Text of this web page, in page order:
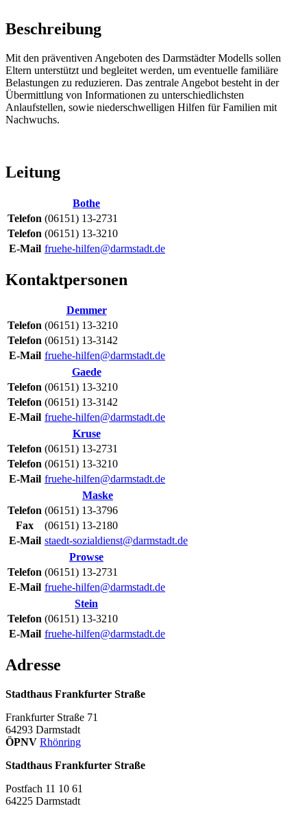
Beschreibung
Mit den präventiven Angeboten des Darmstädter Modells sollen
Eltern unterstützt und begleitet werden, um eventuelle familiäre
Belastungen zu reduzieren. Das zentrale Angebot besteht in der
Übermittlung von Informationen zu unterschiedlichsten
Anlaufstellen, sowie niederschwelligen Hilfen für Familien mit
Nachwuchs.
Leitung
Bothe
Telefon (06151) 13-2731
Telefon (06151) 13-3210
E-Mail fruehe-hilfen@darmstadt.de
Kontaktpersonen
Demmer
Telefon (06151) 13-3210
Telefon (06151) 13-3142
E-Mail fruehe-hilfen@darmstadt.de
Gaede
Telefon (06151) 13-3210
Telefon (06151) 13-3142
E-Mail fruehe-hilfen@darmstadt.de
Kruse
Telefon (06151) 13-2731
Telefon (06151) 13-3210
E-Mail fruehe-hilfen@darmstadt.de
Maske
Telefon (06151) 13-3796
Fax
(06151) 13-2180
E-Mail staedt-sozialdienst@darmstadt.de
Prowse
Telefon (06151) 13-2731
E-Mail fruehe-hilfen@darmstadt.de
Stein
Telefon (06151) 13-3210
E-Mail fruehe-hilfen@darmstadt.de
Adresse
Stadthaus Frankfurter Straße
Frankfurter Straße 71
64293 Darmstadt
ÖPNV Rhönring
Stadthaus Frankfurter Straße
Postfach 11 10 61
64225 Darmstadt